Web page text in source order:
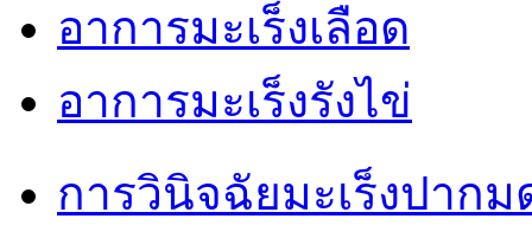
อาการมะเร็งเลือด
อาการมะเร็งรังไข่
การวินิจฉัยมะเร็งปากม